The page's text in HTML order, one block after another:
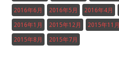
2016年6月 2016年5月 2016年4月
2016年1月 2015年12月 2015年11月
2015年8月 2015年7月